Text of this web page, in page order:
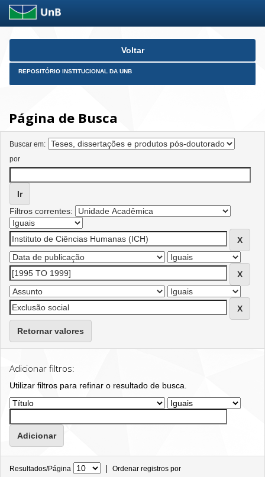
Skip
Voltar
REPOSITÓRIO INSTITUCIONAL DA UNB
Página de Busca
Buscar em:
por
Filtros correntes:
Retornar valores
Adicionar filtros:
Utilizar filtros para refinar o resultado de busca.
Resultados/Página | Ordenar registros por